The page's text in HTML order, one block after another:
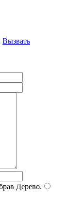
Вызвать
Дерево.